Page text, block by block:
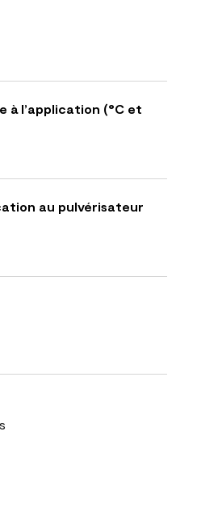
à l’application (°C et
au pulvérisateur